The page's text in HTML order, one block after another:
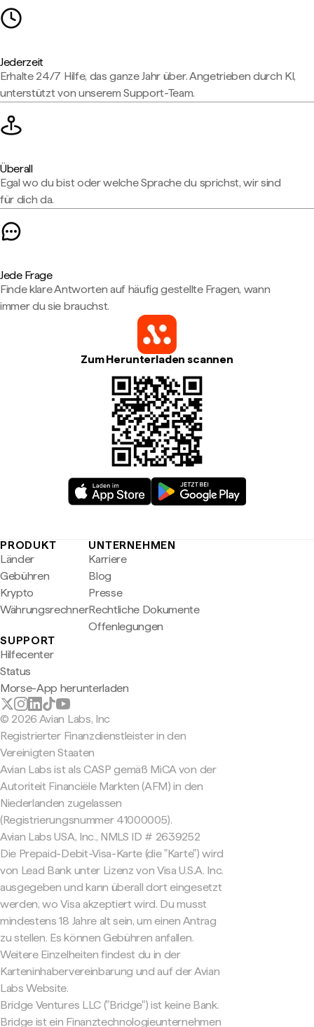
Jederzeit
Erhalte 24/7 Hilfe, das ganze Jahr über. Angetrieben durch KI,
unterstützt von unserem Support-Team.
Überall
Egal wo du bist oder welche Sprache du sprichst, wir sind
für dich da.
Jede Frage
Finde klare Antworten auf häufig gestellte Fragen, wann
immer du sie brauchst.
Zum Herunterladen scannen
PRODUKT
Länder
Gebühren
Krypto
Währungsrechner
UNTERNEHMEN
Karriere
Blog
Presse
Rechtliche Dokumente
Offenlegungen
SUPPORT
Hilfecenter
Status
Morse-App herunterladen
© 2026 Avian Labs, Inc
Registrierter Finanzdienstleister in den
Vereinigten Staaten
Avian Labs ist als CASP gemäß MiCA von der
Autoriteit Financiële Markten (AFM) in den
Niederlanden zugelassen
(Registrierungsnummer 41000005).
Avian Labs USA, Inc., NMLS ID # 2639252
Die Prepaid-Debit-Visa-Karte (die "Karte") wird
von Lead Bank unter Lizenz von Visa U.S.A. Inc.
ausgegeben und kann überall dort eingesetzt
werden, wo Visa akzeptiert wird. Du musst
mindestens 18 Jahre alt sein, um einen Antrag
zu stellen. Es können Gebühren anfallen.
Weitere Einzelheiten findest du in der
Karteninhabervereinbarung und auf der Avian
Labs Website.
Bridge Ventures LLC ("Bridge") ist keine Bank.
Bridge ist ein Finanztechnologieunternehmen